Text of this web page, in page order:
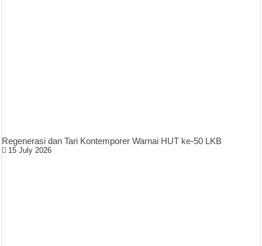
Regenerasi dan Tari Kontemporer Warnai HUT ke-50 LKB
15 July 2026